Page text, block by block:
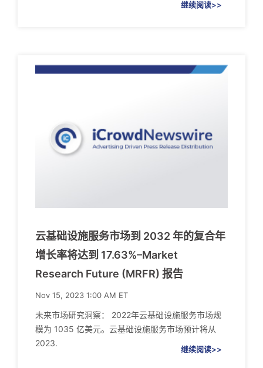
继续阅读>>
云基础设施服务市场到 2032 年的复合年
增长率将达到 17.63%–Market
Research Future (MRFR) 报告
Nov 15, 2023 1:00 AM ET
未来市场研究洞察： 2022年云基础设施服务市场规
模为 1035 亿美元。云基础设施服务市场预计将从
2023.
继续阅读>>